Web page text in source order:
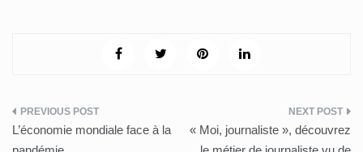
Navigation
L’économie mondiale face à la
« Moi, journaliste », découvrez